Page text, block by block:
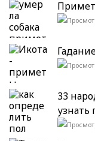
33
узнать